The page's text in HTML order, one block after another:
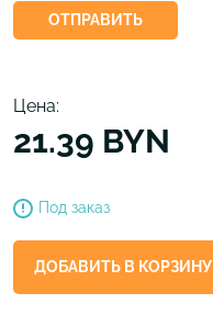
ОТПРАВИТЬ
Цена:
21.39 BYN
Под заказ
ДОБАВИТЬ В КОРЗИНУ